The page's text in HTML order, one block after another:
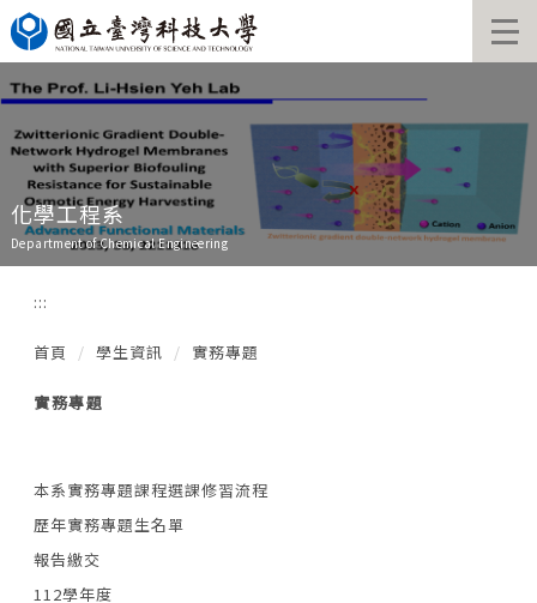
跳
到
主
要
內
容
區
化學工程系
Department of Chemical Engineering
:::
首頁 學生資訊 實務專題
實務專題
本系實務專題課程選課修習流程
歷年實務專題生名單
報告繳交
112學年度